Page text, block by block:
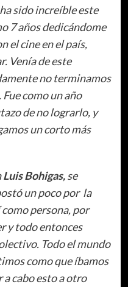
sido increíble este
7 años dedicándome
el cine en el país,
Venía de este
no terminamos
como un año
de no lograrlo, y
un corto más
Luis Bohigas,se
un poco por la
persona, por
y todo entonces
Todo el mundo
como que íbamos
cabo esto a otro